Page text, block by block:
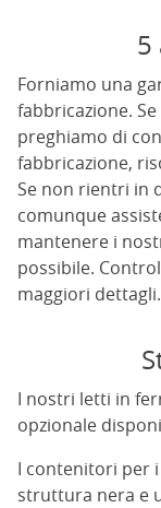
5
Forniamo una
fabbricazione.
preghiamo di
fabbricazione,
Se non rientri in
comunque
mantenere i
possibile.
maggiori dettagli.
I nostri letti in
opzionale
I contenitori per
struttura nera e